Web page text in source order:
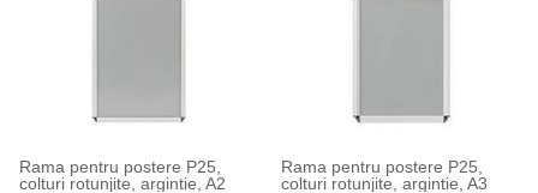
Rama pentru postere P25,
colturi rotunjite, argintie, A2
Rama pentru postere P25,
colturi rotunjite, argintie, A3